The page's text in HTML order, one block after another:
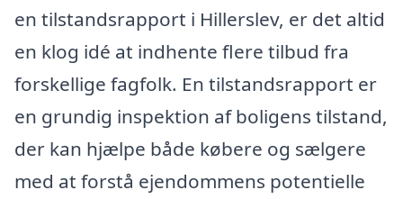
en tilstandsrapport i Hillerslev, er det altid
en klog idé at indhente flere tilbud fra
forskellige fagfolk. En tilstandsrapport er
en grundig inspektion af boligens tilstand,
der kan hjælpe både købere og sælgere
med at forstå ejendommens potentielle